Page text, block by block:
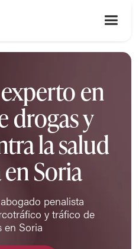
en
drogas y
la salud
Soria
penalista
y tráfico de
en Soria